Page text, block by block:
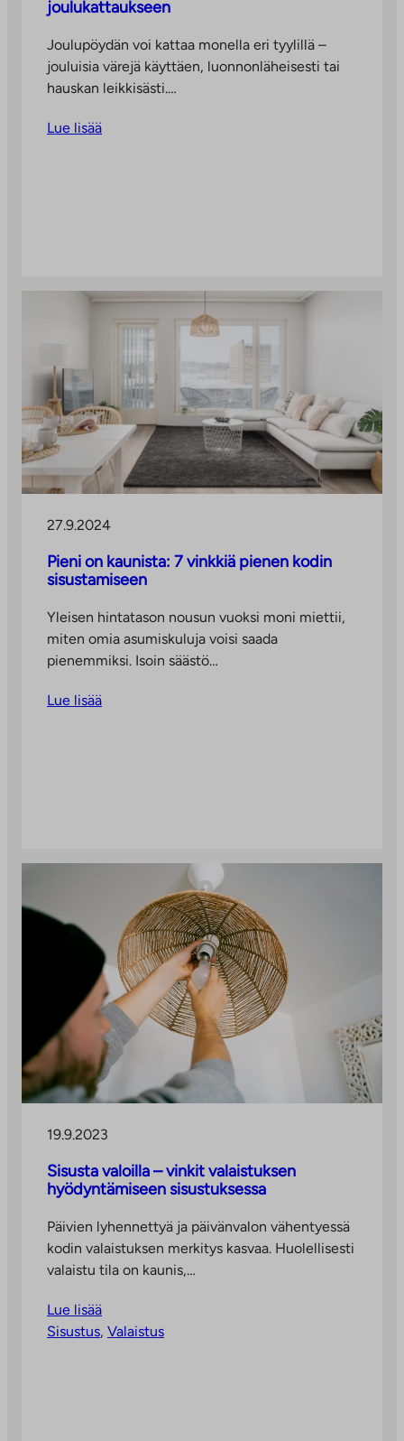
joulukattaukseen
Joulupöydän voi kattaa monella eri tyylillä –
jouluisia värejä käyttäen, luonnonläheisesti tai
hauskan leikkisästi.…
Lue lisää
27.9.2024
Pieni on kaunista: 7 vinkkiä pienen kodin
sisustamiseen
Yleisen hintatason nousun vuoksi moni miettii,
miten omia asumiskuluja voisi saada
pienemmiksi. Isoin säästö…
Lue lisää
19.9.2023
Sisusta valoilla – vinkit valaistuksen
hyödyntämiseen sisustuksessa
Päivien lyhennettyä ja päivänvalon vähentyessä
kodin valaistuksen merkitys kasvaa. Huolellisesti
valaistu tila on kaunis,…
Lue lisää
Sisustus, Valaistus